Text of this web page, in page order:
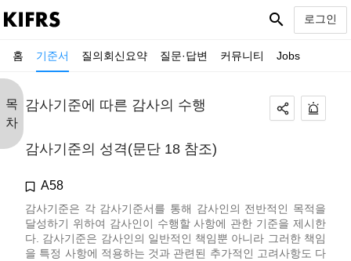
홈 기준서 질의회신요약 질문·답변 커뮤니티 Jobs
search 로그인
목
차
감사기준에 따른 감사의 수행
감사기준의 성격(문단 18 참조)
A58
감사기준은 각 감사기준서를 통해 감사인의 전반적인 목적을
달성하기 위하여 감사인이 수행할 사항에 관한 기준을 제시한
다. 감사기준은 감사인의 일반적인 책임뿐 아니라 그러한 책임
을 특정 사항에 적용하는 것과 관련된 추가적인 고려사항도 다